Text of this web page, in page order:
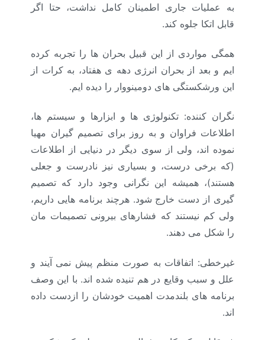
به عملیات جاری اطمینان کامل نداشت، حتا اگر
قابل اتکا جلوه کند.
همگی مواردی از این قبیل بحران ها را تجربه کرده
ایم و بعد از بحران انرژی دهه ی هفتاد، به کرات از
این ورشکستگی های دومینووار را دیده ایم.
نگران کننده: تکنولوژی ها و ابزارها و سیستم ها،
اطلاعات فراوان و به روز برای تصمیم گیران مهیا
نموده اند، ولی از سوی دیگر در دنیایی از اطلاعات
(که برخی درست، و بسیاری نیز نادرست و جعلی
هستند)، همیشه این نگرانی وجود دارد که تصمیم
گیری از دست خارج شود. هرچند برنامه هایی داریم،
ولی کم نیستند که فشارهای بیرونی تصمیمات مان
را شکل می دهند.
غیرخطی: اتفاقات به صورت منظم پیش نمی آیند و
علل و سبب وقایع در هم تنیده شده اند. با این وصف
برنامه های بلندمدت اهمیت خودشان را ازدست داده
اند.